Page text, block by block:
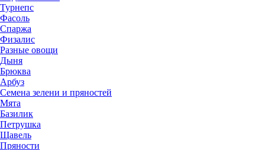
Турнепс
Фасоль
Спаржа
Физалис
Разные овощи
Дыня
Брюква
Арбуз
Семена зелени и пряностей
Мята
Базилик
Петрушка
Щавель
Пряности